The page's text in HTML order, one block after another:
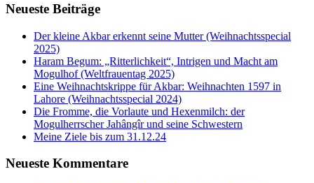
Neueste Beiträge
Der kleine Akbar erkennt seine Mutter (Weihnachtsspecial
2025)
Haram Begum: „Ritterlichkeit“, Intrigen und Macht am
Mogulhof (Weltfrauentag 2025)
Eine Weihnachtskrippe für Akbar: Weihnachten 1597 in
Lahore (Weihnachtsspecial 2024)
Die Fromme, die Vorlaute und Hexenmilch: der
Mogulherrscher Jahângîr und seine Schwestern
Meine Ziele bis zum 31.12.24
Neueste Kommentare